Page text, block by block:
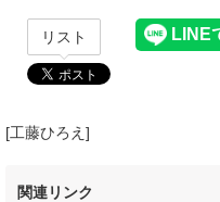
リスト
[工藤ひろえ]
関連リンク